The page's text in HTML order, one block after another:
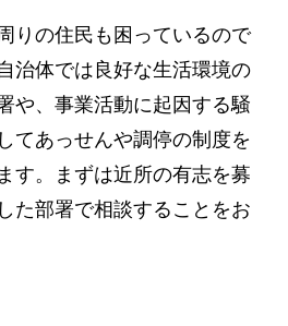
りの住民も困っているので
治体では良好な生活環境の
や、事業活動に起因する騒
てあっせんや調停の制度を
す。まずは近所の有志を募
た部署で相談することをお